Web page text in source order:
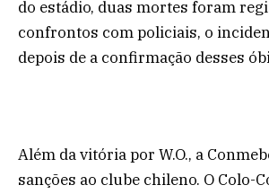
do estádio, duas mortes foram
confrontos com policiais, o
depois de a confirmação desses
Além da vitória por W.O., a
sanções ao clube chileno. O Colo-